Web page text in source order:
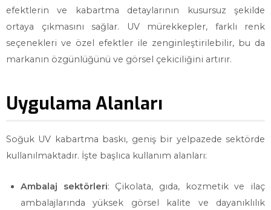
efektlerin ve kabartma detaylarının kusursuz şekilde
ortaya çıkmasını sağlar. UV mürekkepler, farklı renk
seçenekleri ve özel efektler ile zenginleştirilebilir, bu da
markanın özgünlüğünü ve görsel çekiciliğini artırır.
Uygulama Alanları
Soğuk UV kabartma baskı, geniş bir yelpazede sektörde
kullanılmaktadır. İşte başlıca kullanım alanları:
Ambalaj sektörleri: Çikolata, gıda, kozmetik ve ilaç
ambalajlarında yüksek görsel kalite ve dayanıklılık